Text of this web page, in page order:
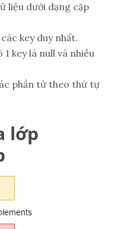
liệu dưới dạng cặp
key duy nhất.
key là null và nhiều
phần tử theo thứ tự
lớp